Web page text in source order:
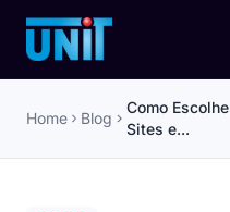
Home Blog
Como
Sites e...